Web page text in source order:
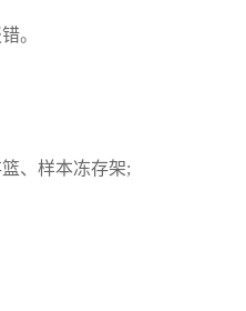
。
、样本冻存架;